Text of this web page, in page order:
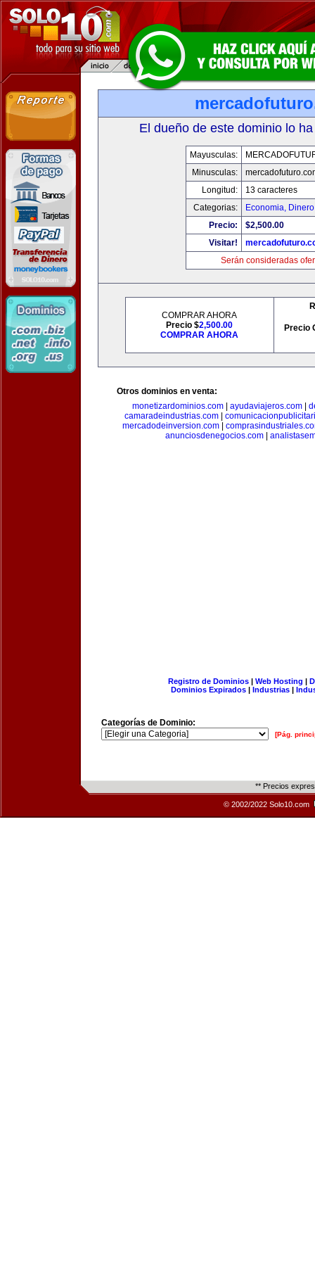
El dueño de este dominio lo
Mayusculas:
Minusculas:
Longitud:
13 caracteres
Categorias:
Economia,
Precio:
$2,500.00
Visitar!
Serán consideradas
COMPRAR AHORA
Precio $2,500.00
COMPRAR AHORA
Precio
Otros dominios en venta:
monetizardominios.com
ayudaviajeros.com
camaradeindustrias.com|
mercadodeinversion.com
anunciosdenegocios.com
Registro de Dominios| Web Hosting |
Dominios Expirados | Industrias |
Categorías de Dominio:
[Pág.
** Precios
© 2002/2022 Solo10.com